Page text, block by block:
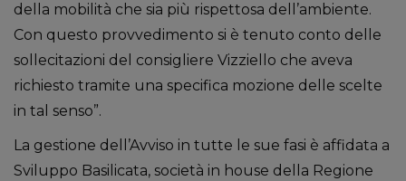
della mobilità che sia più rispettosa dell’ambiente.
Con questo provvedimento si è tenuto conto delle
sollecitazioni del consigliere Vizziello che aveva
richiesto tramite una specifica mozione delle scelte
in tal senso”.
La gestione dell’Avviso in tutte le sue fasi è affidata a
Sviluppo Basilicata, società in house della Regione